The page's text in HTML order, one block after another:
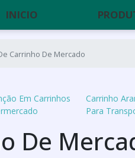
INICIO
Carrinho De Mercado
Em Carrinhos
Carrinho
Para
De